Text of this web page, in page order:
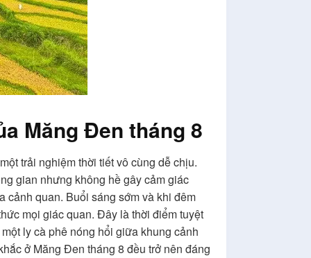
Măng Đen tháng 8
trải nghiệm thời tiết vô cùng dễ chịu.
gian nhưng không hề gây cảm giác
cảnh quan. Buổi sáng sớm và khi đêm
mọi giác quan. Đây là thời điểm tuyệt
ly cà phê nóng hổi giữa khung cảnh
ở Măng Đen tháng 8 đều trở nên đáng